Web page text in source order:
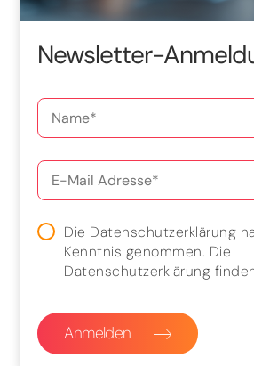
Newsletter-
Die Datenschutzerklärung
Kenntnis genommen. Die
Datenschutzerklärung
Anmelden